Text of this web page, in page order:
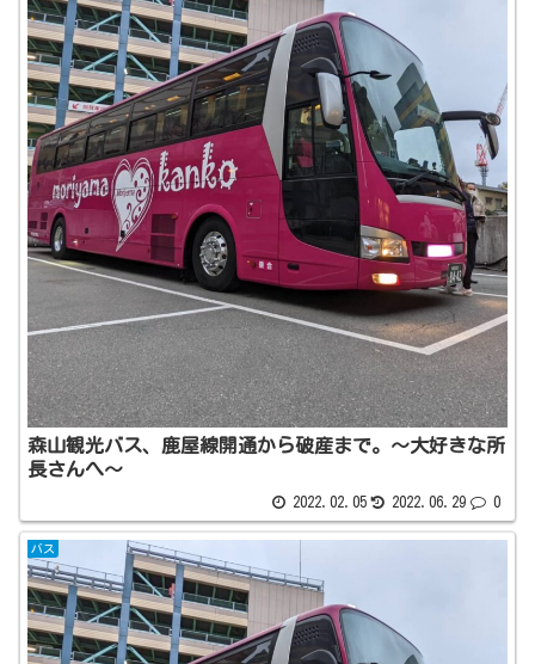
森山観光バス、鹿屋線開通から破産まで。〜大好きな所
長さんへ〜
2022.02.05 2022.06.29 0
バス